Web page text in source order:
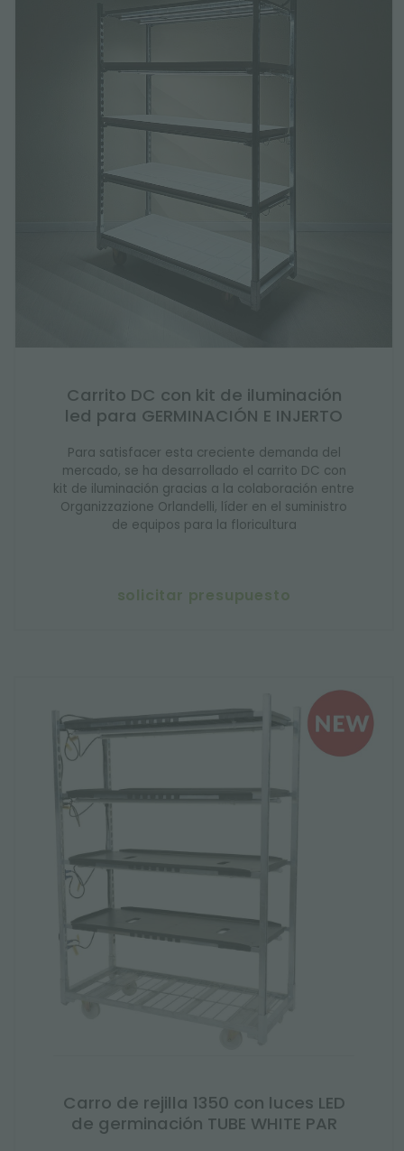
Carrito DC con kit de iluminación
led para GERMINACIÓN E INJERTO
Para satisfacer esta creciente demanda del
mercado, se ha desarrollado el carrito DC con
kit de iluminación gracias a la colaboración entre
Organizzazione Orlandelli, líder en el suministro
de equipos para la floricultura
solicitar presupuesto
Carro de rejilla 1350 con luces LED
de germinación TUBE WHITE PAR